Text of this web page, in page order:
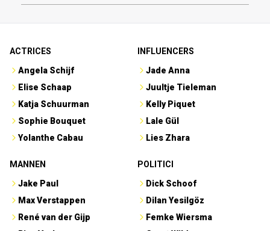
ACTRICES
Angela Schijf
Elise Schaap
Katja Schuurman
Sophie Bouquet
Yolanthe Cabau
INFLUENCERS
Jade Anna
Juultje Tieleman
Kelly Piquet
Lale Gül
Lies Zhara
MANNEN
Jake Paul
Max Verstappen
René van der Gijp
POLITICI
Dick Schoof
Dilan Yesilgöz
Femke Wiersma